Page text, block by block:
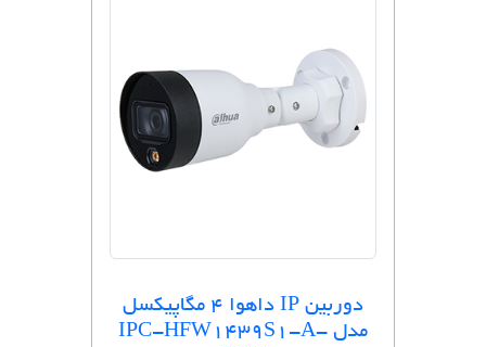
دوربین IP داهوا 4 مگاپیکسل
مدل IPC-HFW1439S1-A-